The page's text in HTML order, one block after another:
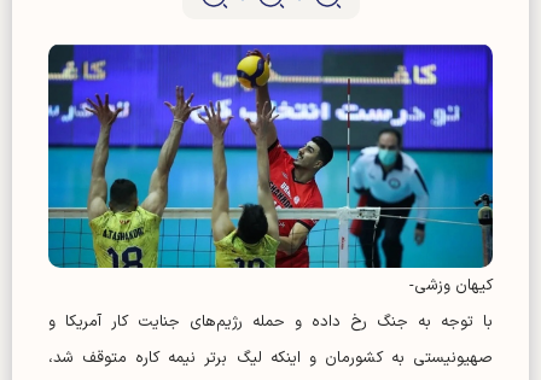
کیهان وزشی-
با توجه به جنگ رخ داده و حمله رژیم‌های جنایت کار آمریکا و
صهیونیستی به کشورمان و اینکه لیگ برتر نیمه کاره متوقف شد،